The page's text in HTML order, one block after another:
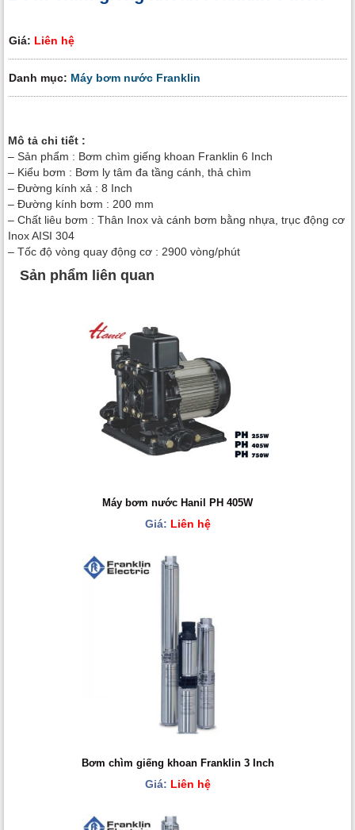
Giá: Liên hệ
Danh mục: Máy bơm nước Franklin
Mô tả chi tiết :
– Sản phẩm : Bơm chìm giếng khoan Franklin 6 Inch
– Kiểu bơm : Bơm ly tâm đa tầng cánh, thả chìm
– Đường kính xả : 8 Inch
– Đường kính bơm : 200 mm
– Chất liêu bơm : Thân Inox và cánh bơm bằng nhựa, trục động cơ
Inox AISI 304
– Tốc độ vòng quay động cơ : 2900 vòng/phút
Sản phẩm liên quan
Máy bơm nước Hanil PH 405W
Giá: Liên hệ
Bơm chìm giếng khoan Franklin 3 Inch
Giá: Liên hệ